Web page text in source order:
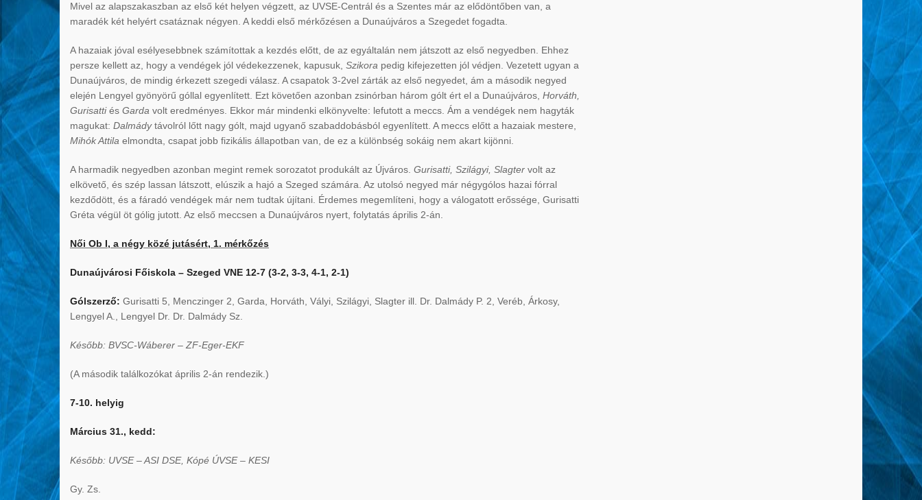
Mivel az alapszakaszban az első két helyen végzett, az UVSE-Centrál és a Szentes már az elődöntőben van, a
maradék két helyért csatáznak négyen. A keddi első mérkőzésen a Dunaújváros a Szegedet fogadta.
A hazaiak jóval esélyesebbnek számítottak a kezdés előtt, de az egyáltalán nem játszott az első negyedben. Ehhez
persze kellett az, hogy a vendégek jól védekezzenek, kapusuk, Szikora pedig kifejezetten jól védjen. Vezetett ugyan a
Dunaújváros, de mindig érkezett szegedi válasz. A csapatok 3-2vel zárták az első negyedet, ám a második negyed
elején Lengyel gyönyörű góllal egyenlített. Ezt követően azonban zsinórban három gólt ért el a Dunaújváros, Horváth,
Gurisattiés Garda volt eredményes. Ekkor már mindenki elkönyvelte: lefutott a meccs. Ám a vendégek nem hagyták
magukat: Dalmádytávolról lőtt nagy gólt, majd ugyanő szabaddobásból egyenlített. A meccs előtt a hazaiak mestere,
Mihók Attila elmondta, csapat jobb fizikális állapotban van, de ez a különbség sokáig nem akart kijönni.
A harmadik negyedben azonban megint remek sorozatot produkált az Újváros. Gurisatti, Szilágyi, Slagter volt az
elkövető, és szép lassan látszott, elúszik a hajó a Szeged számára. Az utolsó negyed már négygólos hazai fórral
kezdődött, és a fáradó vendégek már nem tudtak újítani. Érdemes megemlíteni, hogy a válogatott erőssége, Gurisatti
Gréta végül öt gólig jutott. Az első meccsen a Dunaújváros nyert, folytatás április 2-án.
Női Ob I, a négy közé jutásért, 1. mérkőzés
Dunaújvárosi Főiskola – Szeged VNE 12-7 (3-2, 3-3, 4-1, 2-1)
Gólszerző: Gurisatti 5, Menczinger 2, Garda, Horváth, Vályi, Szilágyi, Slagter ill. Dr. Dalmády P. 2, Veréb, Árkosy,
Lengyel A., Lengyel Dr. Dr. Dalmády Sz.
Később: BVSC-Wáberer – ZF-Eger-EKF
(A második találkozókat április 2-án rendezik.)
7-10. helyig
Március 31., kedd:
Később: UVSE – ASI DSE, Kópé ÚVSE – KESI
Gy. Zs.